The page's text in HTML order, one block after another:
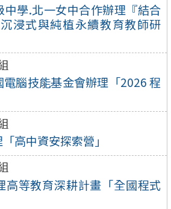
中學.北一女中合作辦理『結合
浸式與純植永續教育教師研
腦技能基金會辦理「2026 程
高中資安探索營」
高等教育深耕計畫「全國程式